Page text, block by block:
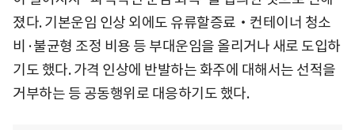
졌다. 기본운임 인상 외에도 유류할증료‧컨테이너 청소
비·불균형 조정 비용 등 부대운임을 올리거나 새로 도입하
기도 했다. 가격 인상에 반발하는 화주에 대해서는 선적을
거부하는 등 공동행위로 대응하기도 했다.